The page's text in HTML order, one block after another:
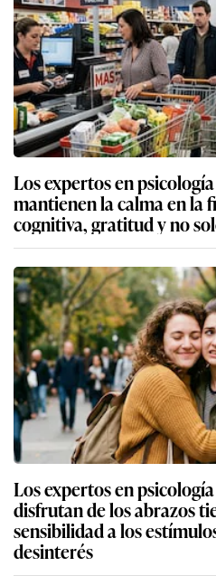
Los expertos en
mantienen la calma en la
cognitiva, gratitud y no
Los expertos en
disfrutan de los abrazos
sensibilidad a los
desinterés